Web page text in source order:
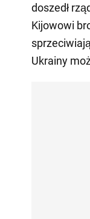
doszedł
Kijowowi
Ukrainy